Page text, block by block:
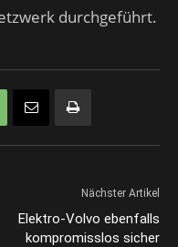
durchgeführt.
Nächster Artikel
Elektro-Volvo ebenfalls
kompromisslos sicher